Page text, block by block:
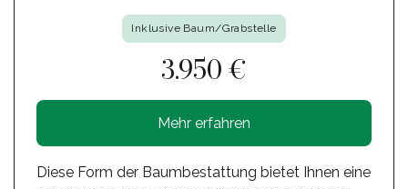
Inklusive Baum/Grabstelle
3.950 €
Mehr erfahren
Diese Form der Baumbestattung bietet Ihnen eine